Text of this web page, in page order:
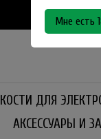
ДЛЯ
АКСЕССУАРЫ И
Мне есть